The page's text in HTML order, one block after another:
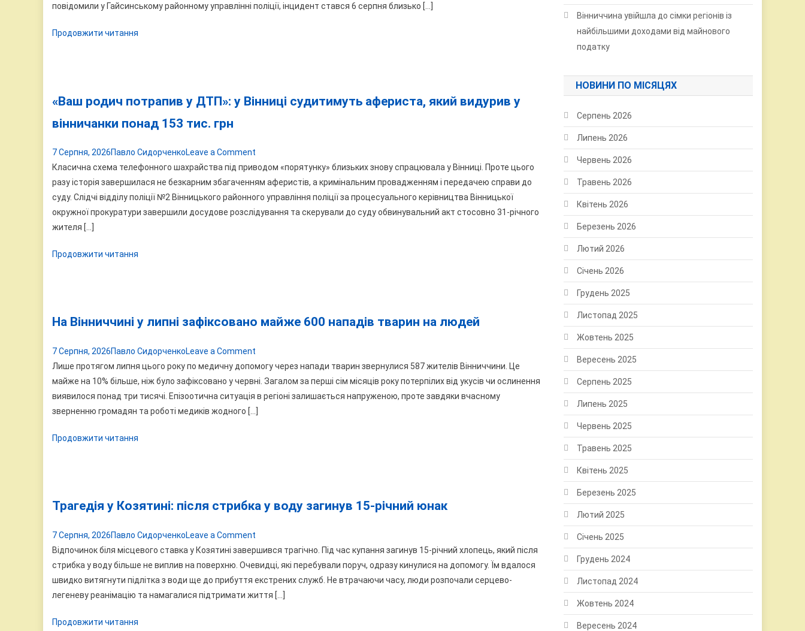
побив
повідомили у Гайсинському районному управлінні поліції, інцидент стався 6 серпня близько […]
Продовжити читання
«Ваш родич потрапив у ДТП»: у Вінниці судитимуть афериста, який видурив у
вінничанки понад 153 тис. грн
7 Серпня, 2026Павло СидорченкоLeave a Comment
«Ваш
родич
потрапив
у
видурив
153
грн
Класична схема телефонного шахрайства під приводом «порятунку» близьких знову спрацювала у Вінниці. Проте цього
разу історія завершилася не безкарним збагаченням аферистів, а кримінальним провадженням і передачею справи до
суду. Слідчі відділу поліції №2 Вінницького районного управління поліції за процесуального керівництва Вінницької
окружної прокуратури завершили досудове розслідування та скерували до суду обвинувальний акт стосовно 31-річного
жителя […]
Продовжити читання
На Вінниччині у липні зафіксовано майже 600 нападів тварин на людей
7 Серпня, 2026Павло СидорченкоLeave a Comment
На
Вінниччині
у
липні
людей
Лише протягом липня цього року по медичну допомогу через напади тварин звернулися 587 жителів Вінниччини. Це
майже на 10% більше, ніж було зафіксовано у червні. Загалом за перші сім місяців року потерпілих від укусів чи ослинення
виявилося понад три тисячі. Епізоотична ситуація в регіоні залишається напруженою, проте завдяки вчасному
зверненню громадян та роботі медиків жодного […]
Продовжити читання
Трагедія у Козятині: після стрибка у воду загинув 15-річний юнак
7 Серпня, 2026Павло СидорченкоLeave a Comment
Трагедія
у
Козятині:
після
Відпочинок біля місцевого ставка у Козятині завершився трагічно. Під час купання загинув 15-річний хлопець, який після
стрибка у воду більше не виплив на поверхню. Очевидці, які перебували поруч, одразу кинулися на допомогу. Їм вдалося
швидко витягнути підлітка з води ще до прибуття екстрених служб. Не втрачаючи часу, люди розпочали серцево-
легеневу реанімацію та намагалися підтримати життя […]
Продовжити читання
Вінниччина увійшла до сімки регіонів із
найбільшими доходами від майнового
податку
НОВИНИ ПО МІСЯЦЯХ
Серпень 2026
Липень 2026
Червень 2026
Травень 2026
Квітень 2026
Березень 2026
Лютий 2026
Січень 2026
Грудень 2025
Листопад 2025
Жовтень 2025
Вересень 2025
Серпень 2025
Липень 2025
Червень 2025
Травень 2025
Квітень 2025
Березень 2025
Лютий 2025
Січень 2025
Грудень 2024
Листопад 2024
Жовтень 2024
Вересень 2024